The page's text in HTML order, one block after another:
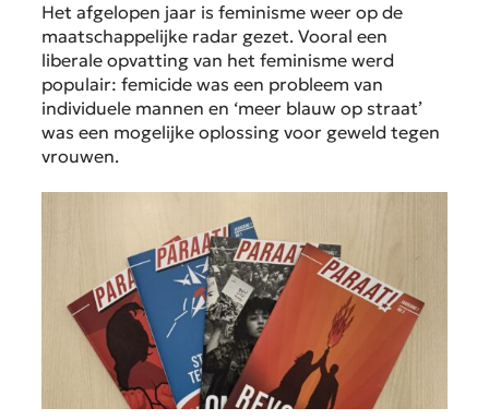
Het afgelopen jaar is feminisme weer op de
maatschappelijke radar gezet. Vooral een
liberale opvatting van het feminisme werd
populair: femicide was een probleem van
individuele mannen en ‘meer blauw op straat’
was een mogelijke oplossing voor geweld tegen
vrouwen.